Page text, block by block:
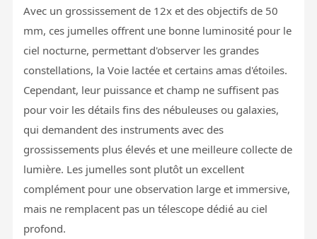
Avec un grossissement de 12x et des objectifs de 50
mm, ces jumelles offrent une bonne luminosité pour le
ciel nocturne, permettant d'observer les grandes
constellations, la Voie lactée et certains amas d'étoiles.
Cependant, leur puissance et champ ne suffisent pas
pour voir les détails fins des nébuleuses ou galaxies,
qui demandent des instruments avec des
grossissements plus élevés et une meilleure collecte de
lumière. Les jumelles sont plutôt un excellent
complément pour une observation large et immersive,
mais ne remplacent pas un télescope dédié au ciel
profond.